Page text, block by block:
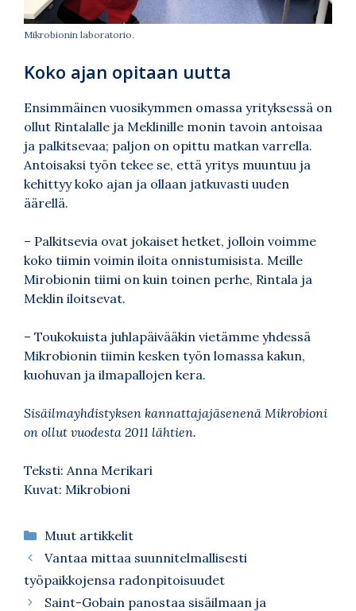
Mikrobionin laboratorio.
Koko ajan opitaan uutta
Ensimmäinen vuosikymmen omassa yrityksessä on
ollut Rintalalle ja Meklinille monin tavoin antoisaa
ja palkitsevaa; paljon on opittu matkan varrella.
Antoisaksi työn tekee se, että yritys muuntuu ja
kehittyy koko ajan ja ollaan jatkuvasti uuden
äärellä.
– Palkitsevia ovat jokaiset hetket, jolloin voimme
koko tiimin voimin iloita onnistumisista. Meille
Mirobionin tiimi on kuin toinen perhe, Rintala ja
Meklin iloitsevat.
– Toukokuista juhlapäivääkin vietämme yhdessä
Mikrobionin tiimin kesken työn lomassa kakun,
kuohuvan ja ilmapallojen kera.
Sisäilmayhdistyksen kannattajajäsenenä Mikrobioni
on ollut vuodesta 2011 lähtien.
Teksti: Anna Merikari
Kuvat: Mikrobioni
Kategoriat
Muut artikkelit
Vantaa mittaa suunnitelmallisesti
työpaikkojensa radonpitoisuudet
Saint-Gobain panostaa sisäilmaan ja